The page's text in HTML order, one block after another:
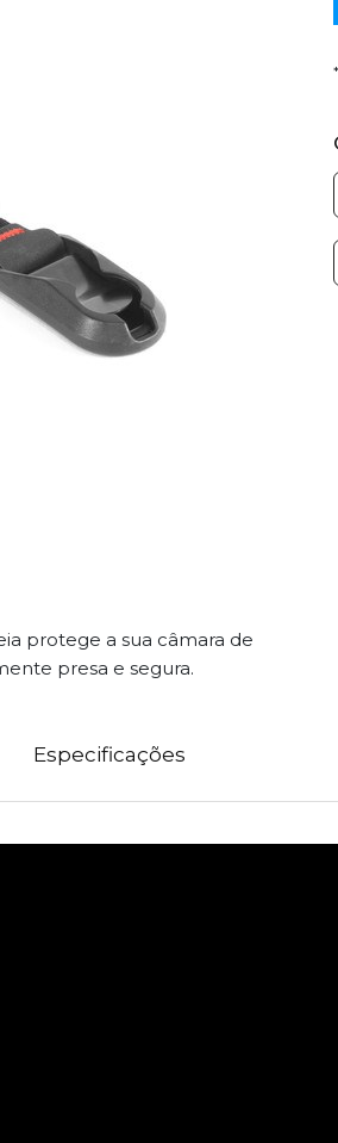
protege a sua câmara de
presa e segura.
Especificações